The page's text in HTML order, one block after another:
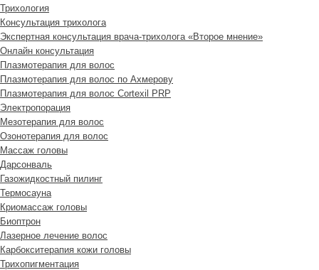
Трихология
Консультация трихолога
Экспертная консультация врача-трихолога «Второе мнение»
Онлайн консультация
Плазмотерапия для волос
Плазмотерапия для волос по Ахмерову
Плазмотерапия для волос Cortexil PRP
Электропорация
Мезотерапия для волос
Озонотерапия для волос
Массаж головы
Дарсонваль
Газожидкостный пилинг
Термосауна
Криомассаж головы
Биоптрон
Лазерное лечение волос
Карбокситерапия кожи головы
Трихопигментация